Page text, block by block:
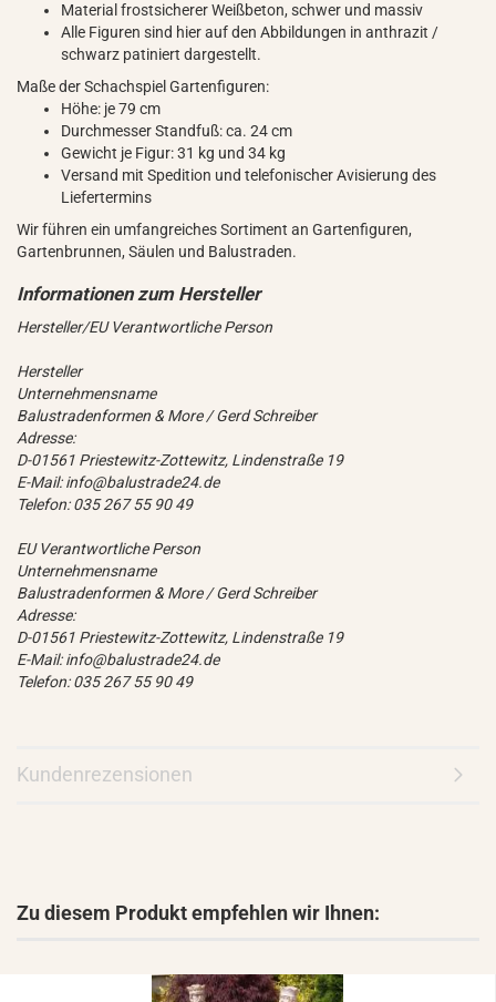
Material frostsicherer Weißbeton, schwer und massiv
Alle Figuren sind hier auf den Abbildungen in anthrazit /
schwarz patiniert dargestellt.
Maße der Schachspiel Gartenfiguren:
Höhe: je 79 cm
Durchmesser Standfuß: ca. 24 cm
Gewicht je Figur: 31 kg und 34 kg
Versand mit Spedition und telefonischer Avisierung des
Liefertermins
Wir führen ein umfangreiches Sortiment an Gartenfiguren,
Gartenbrunnen, Säulen und Balustraden.
Hersteller/EU Verantwortliche Person
Hersteller
Unternehmensname
Balustradenformen & More / Gerd Schreiber
Adresse:
D-01561 Priestewitz-Zottewitz, Lindenstraße 19
E-Mail: info@balustrade24.de
Telefon: 035 267 55 90 49
EU Verantwortliche Person
Unternehmensname
Balustradenformen & More / Gerd Schreiber
Adresse:
D-01561 Priestewitz-Zottewitz, Lindenstraße 19
E-Mail: info@balustrade24.de
Telefon: 035 267 55 90 49
Kundenrezensionen
Zu diesem Produkt empfehlen wir Ihnen: